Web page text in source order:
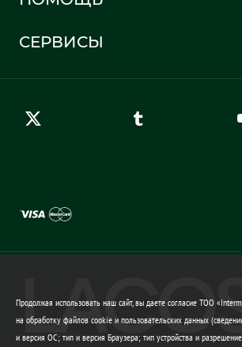
Информация о доставке
Правила возврата
Карта сайта
СЕРВИСЫ
Продолжая использовать наш сайт, вы даете согласие ТОО
на обработку файлов cookie и пользовательских данных
и версия ОС; тип и версия Браузера; тип устройства и